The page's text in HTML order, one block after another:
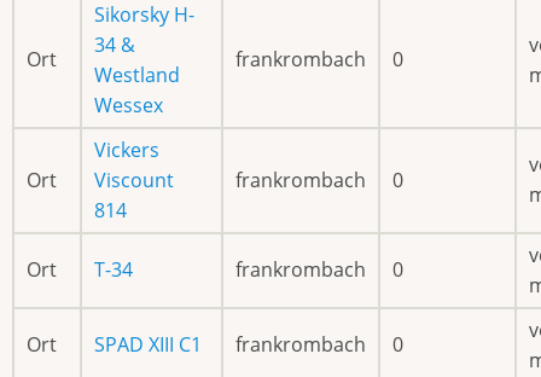
Ort
Sikorsky H-
34 &
Westland
Wessex
frankrombach 0
Ort
Vickers
Viscount
814
frankrombach 0
Ort T-34 frankrombach 0
Ort SPAD XIII C1 frankrombach 0